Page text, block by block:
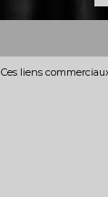
Ces liens